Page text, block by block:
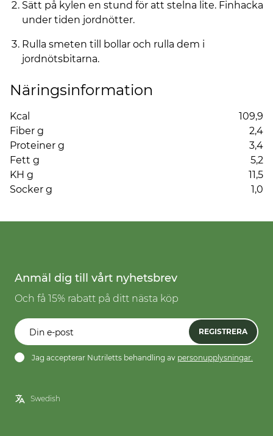
Sätt på kylen en stund för att stelna lite. Finhacka
under tiden jordnötter.
Rulla smeten till bollar och rulla dem i
jordnötsbitarna.
Näringsinformation
Kcal
109,9
Fiber g
2,4
Proteiner g
3,4
Fett g
5,2
KH g
11,5
Socker g
1,0
Anmäl dig till vårt nyhetsbrev
Och få 15% rabatt på ditt nästa köp
REGISTRERA
Jag accepterar Nutriletts behandling av personupplysningar.